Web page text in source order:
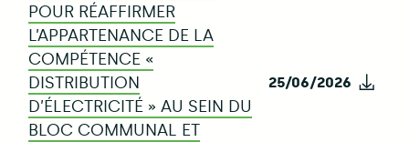
POUR RÉAFFIRMER
L’APPARTENANCE DE LA
COMPÉTENCE «
DISTRIBUTION
D’ÉLECTRICITÉ » AU SEIN DU
BLOC COMMUNAL ET
25/06/2026